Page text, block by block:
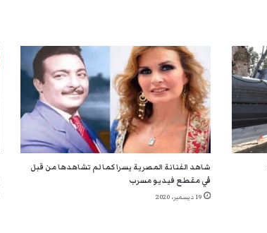
شاهد الفنانة المصرية يسرا كما لم تشاهدها من قبل
في مقطع فيديو مسرب
19 ديسمبر، 2020